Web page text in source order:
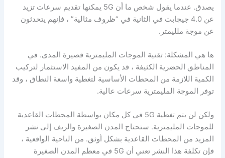
يصدق. عندما يقول شخص ما أن 5G يمكنها تقديم سرعات تزيد
عن 4.0 جيجابت في الثانية في “ظروف مثالية” ، فإنهم يتحدثون
عن موجة ملليمتر.
ها هي المشكلة: تقنية الموجات المليمترية قصيرة المدى. في
المناطق الحضرية الكثيفة ، قد يكون من المفيد الاستثمار لتركيب
الكمية اللازمة من المحطات الأساسية لتغطية واسعة النطاق ، وقد
توفر الموجة المليمترية سرعات عالية.
ولكن لن يتم تغطية 5G في كل مكان بواسطة المحطات القاعدية
للموجات المليمترية. ستحتاج المدن الصغيرة والريف إلى نشر
المزيد من المحطات القاعدية بشكل أوثق. من الناحية الواقعية ،
فإن تكلفة هذا النشر تعني أن 5G في معظم المدن الصغيرة